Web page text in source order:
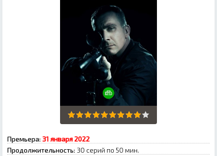
Премьера: З1 янвapя 2022
Продолжительность: 30 серий по 50 мин.